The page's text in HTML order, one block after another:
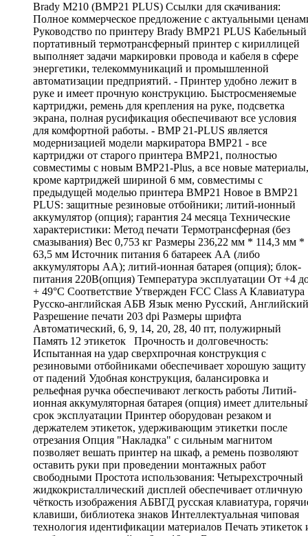
Brady M210 (BMP21 PLUS) Ссылки для скачивания:
Полное коммерческое предложение с актуальными
Руководство по принтеру Brady BMP21 PLUS Кабельный
портативный термотрансферный принтер с кириллицей
выполняет задачи маркировки провода и кабеля в сфере
энергетики, телекоммуникаций и промышленной
автоматизации предприятий. - Принтер удобно лежит в
руке и имеет прочную конструкцию. Быстросменяемые
картриджи, ремень для крепления на руке, подсветка
экрана, полная русификация обеспечивают все условия
для комфортной работы. - BMP 21-PLUS является
модернизацией модели маркиратора ВМР21 - все
картриджи от старого принтера BMP21, полностью
совместимы с новым BMP21-Plus, а все новые материалы,
кроме картриджей шириной 6 мм, совместимы с
предыдущей моделью принтера BMP21 Новое в BMP21
PLUS: защитные резиновые отбойники; литий-ионный
аккумулятор (опция); гарантия 24 месяца Технические
характеристики: Метод печати Термотрансферная (без
смазывания) Вес 0,753 кг Размеры 236,22 мм * 114,3 мм *
63,5 мм Источник питания 6 батареек АА (либо
аккумуляторы АА); литий-ионная батарея (опция); блок-
питания 220В(опция) Температура эксплуатации От +4
+ 49°С Соответствие Утвержден FCC Class A Клавиатура
Русско-английская АБВ Язык меню Русский, Английский
Разрешение печати 203 dpi Размеры шрифта
Автоматический, 6, 9, 14, 20, 28, 40 пт, полужирный
Память 12 этикеток Прочность и долговечность:
Испытанная на удар сверхпрочная конструкция с
резиновыми отбойниками обеспечивает хорошую защиту
от падений Удобная конструкция, балансировка и
рельефная ручка обеспечивают легкость работы Литий-
ионная аккумуляторная батарея (опция) имеет
срок эксплуатации Принтер оборудован резаком и
держателем этикеток, удерживающим этикетки после
отрезания Опция "Накладка" с сильным магнитом
позволяет вешать принтер на шкаф, а ремень позволяют
оставить руки при проведении монтажных работ
свободными Простота использования: Четырехстрочный
жидкокристаллический дисплей обеспечивает отличную
чёткость изображения АБВГД русская клавиатура,
клавиши, библиотека знаков Интеллектуальная чиповая
технология идентификации материалов Печать этикеток